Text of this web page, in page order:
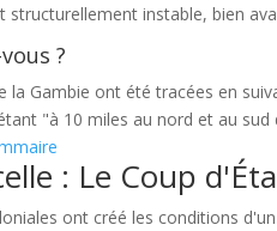
structurellement instable, bien
?
la Gambie ont été tracées en
"à 10 miles au nord et au
: Le Coup
ont créé les conditions